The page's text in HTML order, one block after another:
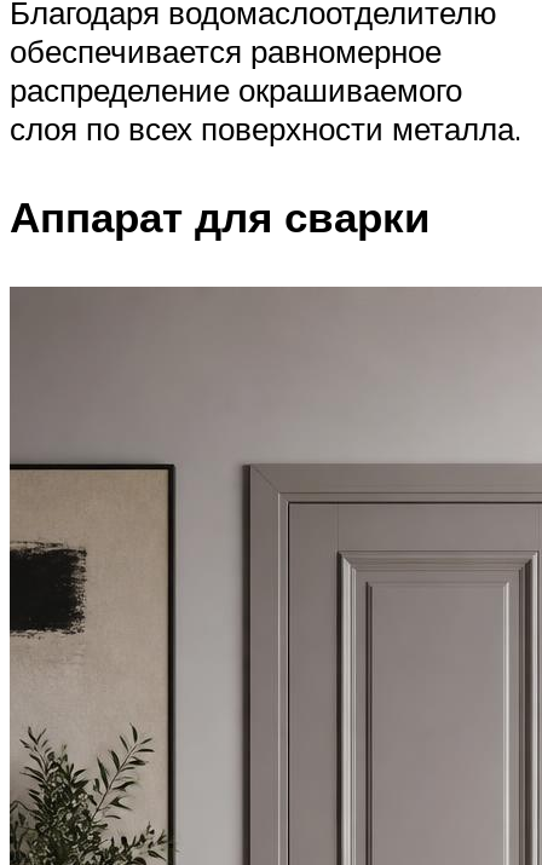
Благодаря водомаслоотделителю
обеспечивается равномерное
распределение окрашиваемого
слоя по всех поверхности металла.
Аппарат для сварки